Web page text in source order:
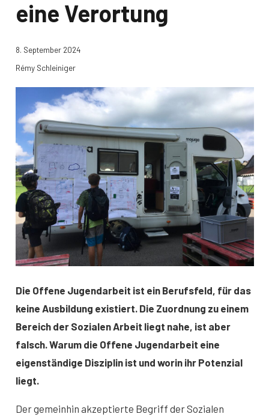
eine Verortung
8. September 2024
Rémy Schleiniger
Die Offene Jugendarbeit ist ein Berufsfeld, für das
keine Ausbildung existiert. Die Zuordnung zu einem
Bereich der Sozialen Arbeit liegt nahe, ist aber
falsch. Warum die Offene Jugendarbeit eine
eigenständige Disziplin ist und worin ihr Potenzial
liegt.
Der gemeinhin akzeptierte Begriff der Sozialen